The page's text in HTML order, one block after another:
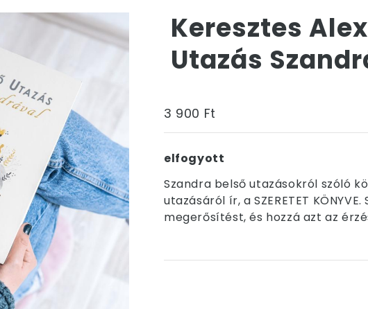
Keresztes
Utazás
3 900 Ft
elfogyott
Szandra belső utazásokról szóló
utazásáról ír, a SZERETET
megerősítést, és hozzá azt az